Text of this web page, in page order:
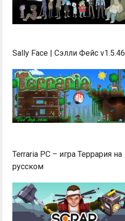
Sally Face | Сэлли Фейс v1.5.46
Terraria PC – игра Террария на
русском